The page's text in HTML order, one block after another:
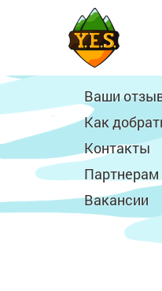
Ваши
Как
Контакты
Партнерам
Вакансии